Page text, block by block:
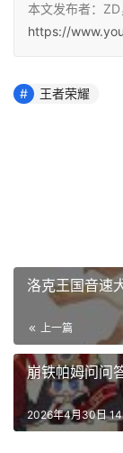
本文发布者：ZD
https://
王者荣耀
洛克王国音速
上一篇
崩铁帕姆问问
2026年4月30日